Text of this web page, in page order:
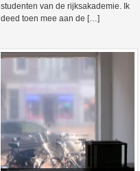
studenten van de rijksakademie. Ik
deed toen mee aan de […]